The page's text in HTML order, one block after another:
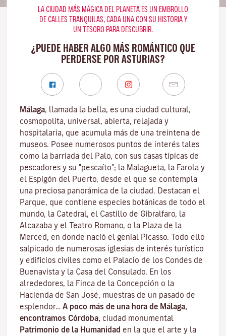
LA CIUDAD MÁS MÁGICA DEL PLANETA ES UN EMBROLLO
DE CALLES TRANQUILAS, CADA UNA CON SU HISTORIA Y
UN TESORO PARA DESCUBRIR.
¿PUEDE HABER ALGO MÁS ROMÁNTICO QUE
PERDERSE POR ASTURIAS?
Málaga, llamada la bella, es una ciudad cultural,
cosmopolita, universal, abierta, relajada y
hospitalaria, que acumula más de una treintena de
museos. Posee numerosos puntos de interés tales
como la barriada del Palo, con sus casas típicas de
pescadores y su "pescaíto"; la Malagueta, la Farola y
el Espigón del Puerto, desde el que se contempla
una preciosa panorámica de la ciudad. Destacan el
Parque, que contiene especies botánicas de todo el
mundo, la Catedral, el Castillo de Gibralfaro, la
Alcazaba y el Teatro Romano, o la Plaza de la
Merced, en donde nació el genial Picasso. Todo ello
salpicado de numerosas iglesias de interés turístico
y edificios civiles como el Palacio de los Condes de
Buenavista y la Casa del Consulado. En los
alrededores, la Finca de la Concepción o la
Hacienda de San José, muestras de un pasado de
esplendor… A poco más de una hora de Málaga,
encontramos Córdoba, ciudad monumental
Patrimonio de la Humanidad en la que el arte y la